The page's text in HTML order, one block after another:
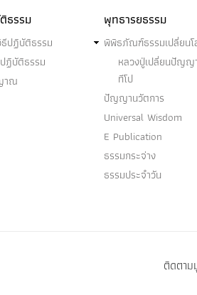
ธรรม
ปฏิบัติธรรม
ฏิบัติธรรม
าณ
พุทธารยธรรม
พิพิธภัณฑ์ธรรมเปลี่ยนโ
หลวงปู่เปลี่ยนปัญญ
ทีโป
ปัญญานวัตการ
Universal Wisdom
E Publication
ธรรมกระจ่าง
ธรรมประจำวัน
ติดตาม